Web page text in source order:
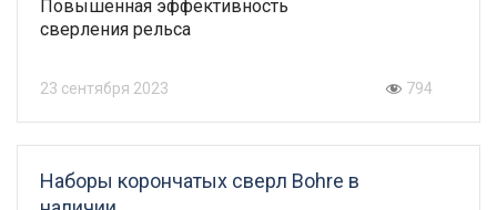
Повышенная эффективность
сверления рельса
23 сентября 2023 794
Наборы корончатых сверл Bohre в